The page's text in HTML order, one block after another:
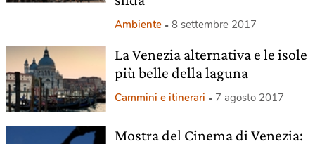
Ambiente 8 settembre 2017
La Venezia alternativa e le isole
più belle della laguna
Cammini e itinerari 7 agosto 2017
Mostra del Cinema di Venezia: